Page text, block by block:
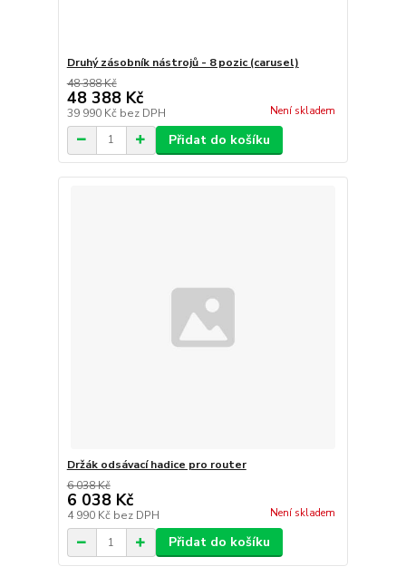
Druhý zásobník nástrojů - 8 pozic (carusel)
48 388 Kč
48 388 Kč
39 990 Kč bez DPH Není skladem
Přidat do košíku
Držák odsávací hadice pro router
6 038 Kč
6 038 Kč
4 990 Kč bez DPH Není skladem
Přidat do košíku